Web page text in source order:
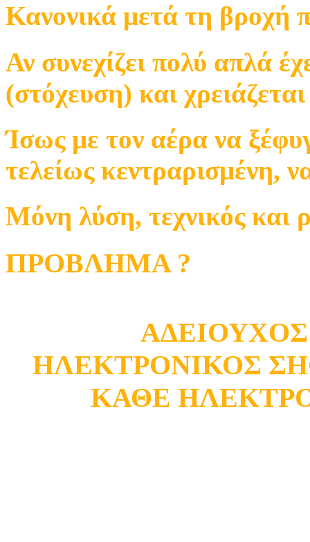
Κανονικά μετά τη βροχή
Αν συνεχίζει πολύ απλά
(στόχευση) και
Ίσως με τον αέρα να
τελείως κεντραρισμένη,
Μόνη λύση, τεχνικός και
ΠΡΟΒΛΗΜΑ ?
ΗΛΕΚΤΡΟΝΙΚΟΣ
ΚΑΘΕ